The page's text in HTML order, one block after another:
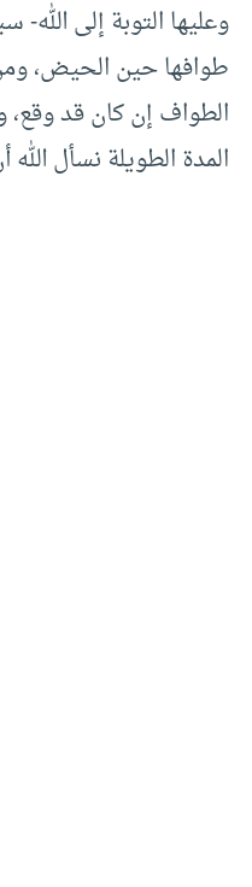
وعليها التوبة إلى
طوافها حين الحيض،
الطواف إن كان قد
المدة الطويلة نسأل